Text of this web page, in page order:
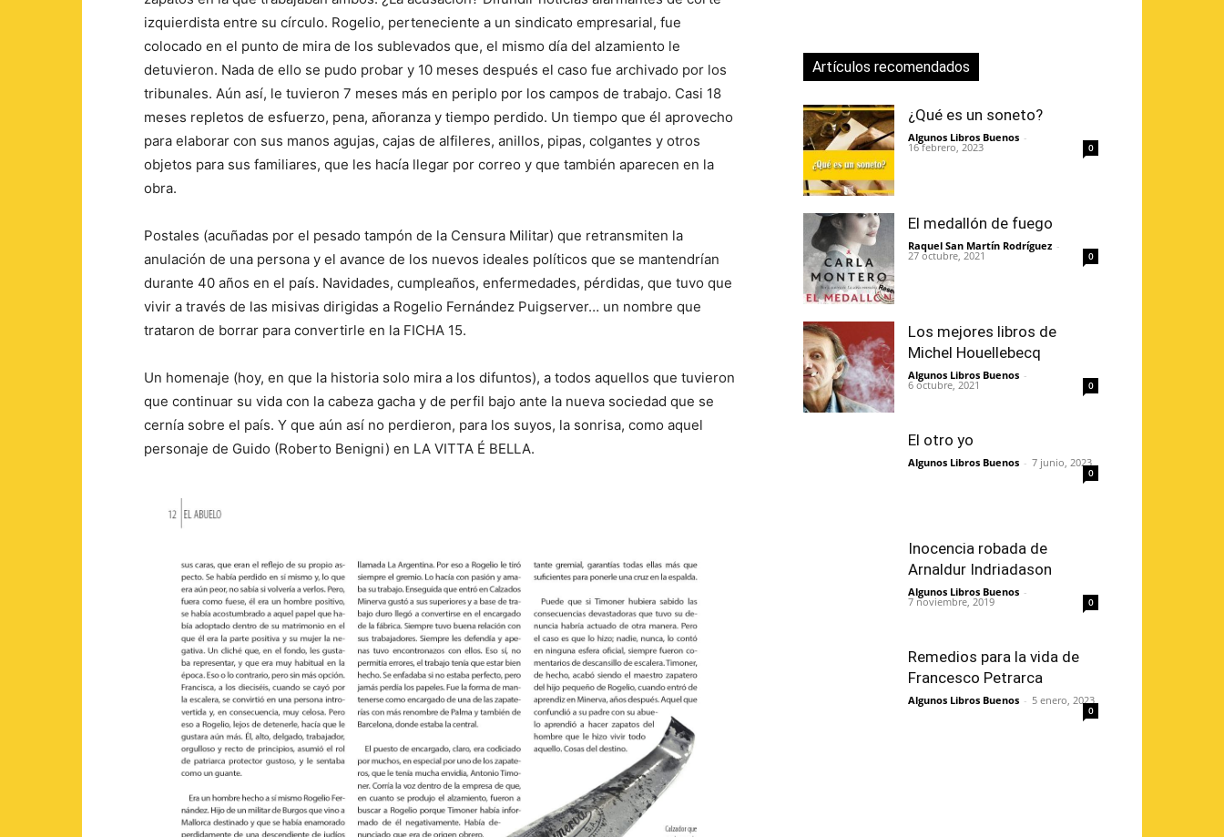
izquierdista entre su círculo. Rogelio, perteneciente a un sindicato empresarial, fue
colocado en el punto de mira de los sublevados que, el mismo día del alzamiento le
detuvieron. Nada de ello se pudo probar y 10 meses después el caso fue archivado por los
tribunales. Aún así, le tuvieron 7 meses más en periplo por los campos de trabajo. Casi 18
meses repletos de esfuerzo, pena, añoranza y tiempo perdido. Un tiempo que él aprovecho
para elaborar con sus manos agujas, cajas de alfileres, anillos, pipas, colgantes y otros
objetos para sus familiares, que les hacía llegar por correo y que también aparecen en la
obra.
Postales (acuñadas por el pesado tampón de la Censura Militar) que retransmiten la
anulación de una persona y el avance de los nuevos ideales políticos que se mantendrían
durante 40 años en el país. Navidades, cumpleaños, enfermedades, pérdidas, que tuvo que
vivir a través de las misivas dirigidas a Rogelio Fernández Puigserver… un nombre que
trataron de borrar para convertirle en la FICHA 15.
Un homenaje (hoy, en que la historia solo mira a los difuntos), a todos aquellos que tuvieron
que continuar su vida con la cabeza gacha y de perfil bajo ante la nueva sociedad que se
cernía sobre el país. Y que aún así no perdieron, para los suyos, la sonrisa, como aquel
personaje de Guido (Roberto Benigni) en LA VITTA É BELLA.
Artículos recomendados
¿Qué es un soneto?
Algunos Libros Buenos -
16 febrero, 2023 0
El medallón de fuego
Raquel San Martín Rodríguez -
27 octubre, 2021 0
Los mejores libros de
Michel Houellebecq
Algunos Libros Buenos -
6 octubre, 2021 0
El otro yo
Algunos Libros Buenos - 7 junio, 2023
0
Inocencia robada de
Arnaldur Indriadason
Algunos Libros Buenos -
7 noviembre, 2019 0
Remedios para la vida de
Francesco Petrarca
Algunos Libros Buenos - 5 enero, 2023
0